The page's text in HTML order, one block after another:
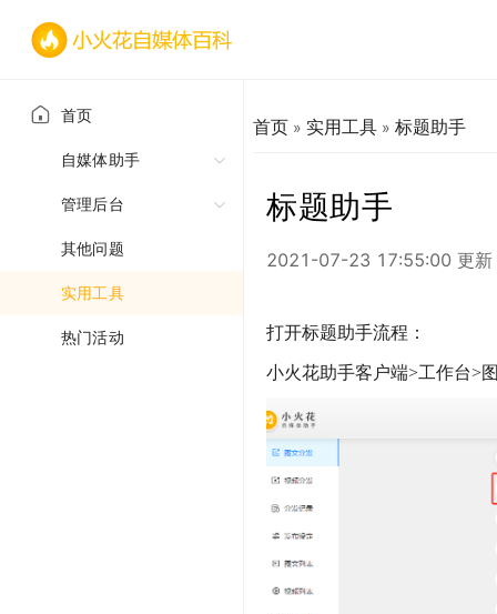
首页
自媒体助手
快速入门
客户端相关
常见问题
管理后台
账号管理
员工管理
权限管理
其他问题
实用工具
热门活动
首页 » 实用工具 » 标题助手
标题助手
2021-07-23 17:55:00 更新
打开标题助手流程：
小火花助手客户端>工作台>